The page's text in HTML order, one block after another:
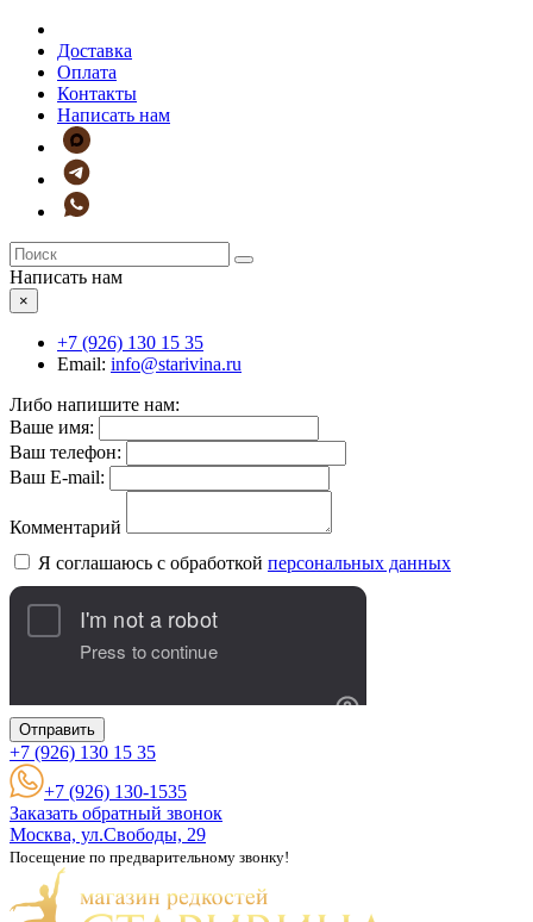
Доставка
Оплата
Контакты
Написать нам
Написать нам
×
+7 (926) 130 15 35
Email: info@starivina.ru
Либо напишите нам:
Ваше имя:
Ваш телефон:
Ваш E-mail:
Комментарий
Я соглашаюсь с обработкой персональных данных
Отправить
+7 (926) 130 15 35
+7 (926) 130-1535
Заказать обратный звонок
Москва, ул.Свободы, 29
Посещение по предварительному звонку!